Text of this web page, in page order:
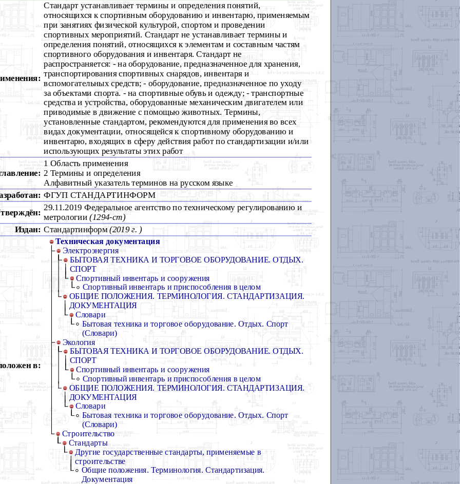
Стандарт устанавливает термины и определения понятий,
относящихся к спортивным оборудованию и инвентарю, применяемым
при занятиях физической культурой, спортом и проведении
спортивных мероприятий. Стандарт не устанавливает термины и
определения понятий, относящихся к элементам и составным частям
спортивного оборудования и инвентаря. Стандарт не
распространяется: - на оборудование, предназначенное для хранения,
транспортирования спортивных снарядов, инвентаря и
вспомогательных средств; - оборудование, предназначенное по уходу
за объектами спорта. - на спортивные обувь и одежду; - транспортные
средства и устройства, оборудованные механическим двигателем или
приводимые в движение с помощью животных. Термины,
установленные стандартом, рекомендуются для применения во всех
видах документации, относящейся к спортивному оборудованию и
инвентарю, входящих в сферу действия работ по стандартизации и/или
использующих результаты этих работ
1 Область применения
2 Термины и определения
Алфавитный указатель терминов на русском языке
ФГУП СТАНДАРТИНФОРМ
29.11.2019 Федеральное агентство по техническому регулированию и
метрологии(1294-ст)
Издан: Стандартинформ(2019 г. )
в:
Техническая документация
Электроэнергия
БЫТОВАЯ ТЕХНИКА И ТОРГОВОЕ ОБОРУДОВАНИЕ. ОТДЫХ.
СПОРТ
Спортивный инвентарь и сооружения
Спортивный инвентарь и приспособления в целом
ОБЩИЕ ПОЛОЖЕНИЯ. ТЕРМИНОЛОГИЯ. СТАНДАРТИЗАЦИЯ.
ДОКУМЕНТАЦИЯ
Словари
Бытовая техника и торговое оборудование. Отдых. Спорт
(Словари)
Экология
БЫТОВАЯ ТЕХНИКА И ТОРГОВОЕ ОБОРУДОВАНИЕ. ОТДЫХ.
СПОРТ
Спортивный инвентарь и сооружения
Спортивный инвентарь и приспособления в целом
ОБЩИЕ ПОЛОЖЕНИЯ. ТЕРМИНОЛОГИЯ. СТАНДАРТИЗАЦИЯ.
ДОКУМЕНТАЦИЯ
Словари
Бытовая техника и торговое оборудование. Отдых. Спорт
(Словари)
Строительство
Стандарты
Другие государственные стандарты, применяемые в
строительстве
Общие положения. Терминология. Стандартизация.
Документация